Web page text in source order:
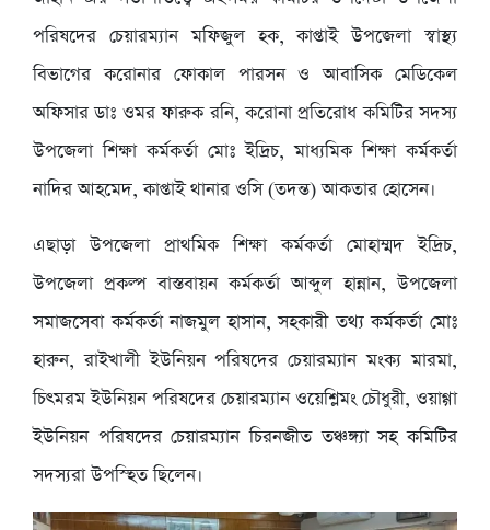
পরিষদের চেয়ারম্যান মফিজুল হক, কাপ্তাই উপজেলা স্বাস্থ্য
বিভাগের করোনার ফোকাল পারসন ও আবাসিক মেডিকেল
অফিসার ডাঃ ওমর ফারুক রনি, করোনা প্রতিরোধ কমিটির সদস্য
উপজেলা শিক্ষা কর্মকর্তা মোঃ ইদ্রিচ, মাধ্যমিক শিক্ষা কর্মকর্তা
নাদির আহমেদ, কাপ্তাই থানার ওসি (তদন্ত) আকতার হোসেন।
এছাড়া উপজেলা প্রাথমিক শিক্ষা কর্মকর্তা মোহাম্মদ ইদ্রিচ,
উপজেলা প্রকল্প বাস্তবায়ন কর্মকর্তা আব্দুল হান্নান, উপজেলা
সমাজসেবা কর্মকর্তা নাজমুল হাসান, সহকারী তথ্য কর্মকর্তা মোঃ
হারুন, রাইখালী ইউনিয়ন পরিষদের চেয়ারম্যান মংক্য মারমা,
চিৎমরম ইউনিয়ন পরিষদের চেয়ারম্যান ওয়েশ্লিমং চৌধুরী, ওয়াগ্গা
ইউনিয়ন পরিষদের চেয়ারম্যান চিরনজীত তঞ্চঙ্গ্যা সহ কমিটির
সদস্যরা উপস্হিত ছিলেন।